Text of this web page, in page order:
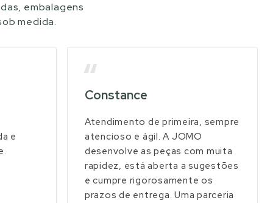
embalagens
medida.
e
“
Constance
Atendimento de primeira, sempre
atencioso e ágil. A JOMO
desenvolve as peças com muita
rapidez, está aberta a sugestões
e cumpre rigorosamente os
prazos de entrega. Uma parceria